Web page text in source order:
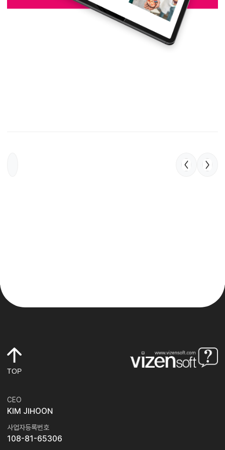
TOP
CEO
KIM JIHOON
사업자등록번호
108-81-65306